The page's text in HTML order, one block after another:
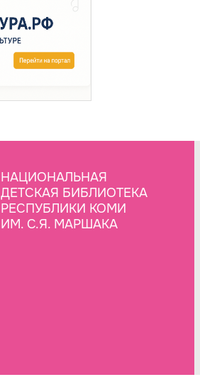
НАЦИОНАЛЬНАЯ
ДЕТСКАЯ БИБЛИОТЕКА
РЕСПУБЛИКИ КОМИ
ИМ. С.Я. МАРШАКА